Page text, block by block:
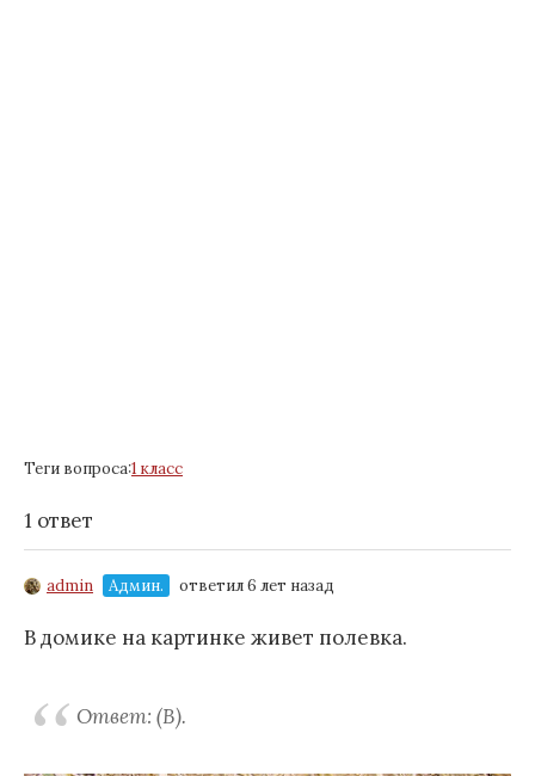
Теги вопроса:1 класс
1 ответ
admin Админ. ответил 6 лет назад
В домике на картинке живет полевка.
Ответ: (В).